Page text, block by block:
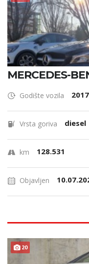
MERCEDES-
Godište vozila 2017
Vrsta goriva diesel
km 128.531
Objavljen
20